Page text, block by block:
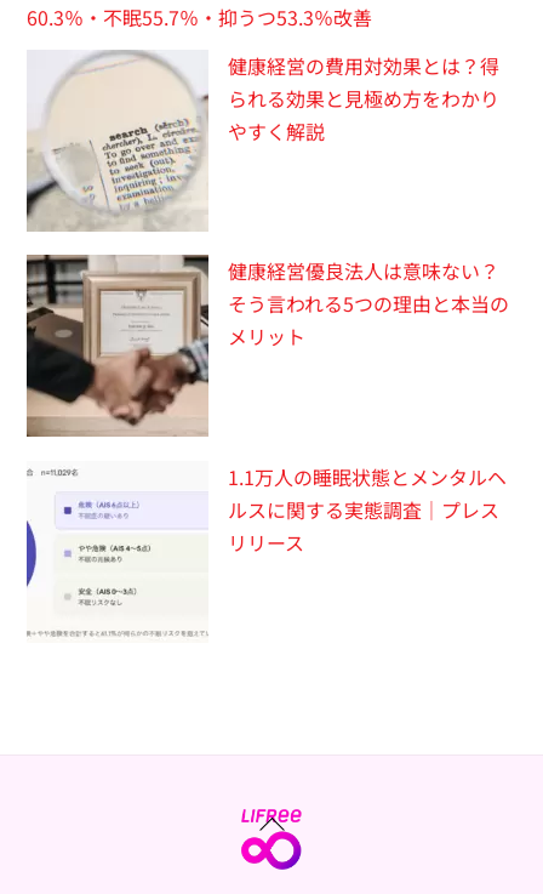
60.3％・不眠55.7％・抑うつ53.3％改善
健康経営の費用対効果とは？得
られる効果と見極め方をわかり
やすく解説
健康経営優良法人は意味ない？
そう言われる5つの理由と本当の
メリット
1.1万人の睡眠状態とメンタルヘ
ルスに関する実態調査｜プレス
リリース
Back
To